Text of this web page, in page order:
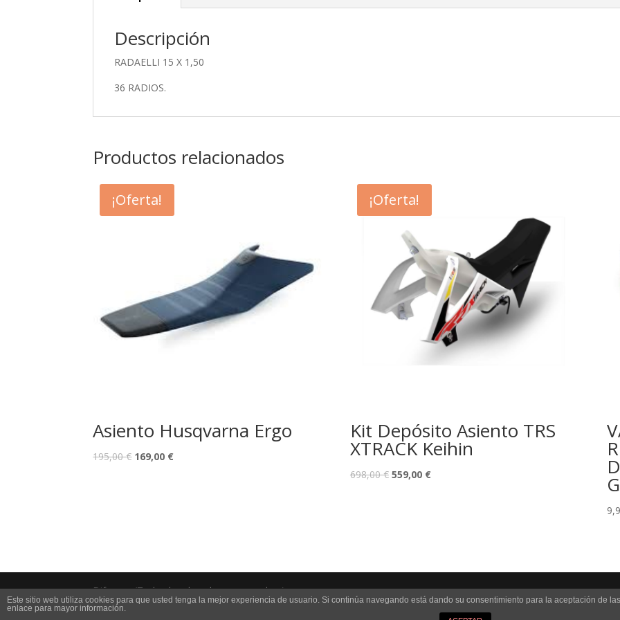
Descripción
RADAELLI 15 X 1,50
36 RADIOS.
Productos relacionados
¡Oferta!
Asiento Husqvarna Ergo
195,00€ 169,00 €
¡Oferta!
Kit Depósito Asiento TRS
XTRACK Keihin
698,00€ 559,00 €
Difrenos (Todos los derechos reservados )
Este sitio web utiliza cookies para que usted tenga la mejor experiencia de usuario. Si continúa navegando está dando su consentimiento para la aceptación de
enlace para mayor información.